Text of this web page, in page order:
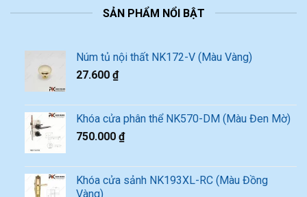
SẢN PHẨM NỔI BẬT
Núm tủ nội thất NK172-V (Màu Vàng)
27.600 ₫
Khóa cửa phân thể NK570-DM (Màu Đen Mờ)
750.000 ₫
Khóa cửa sảnh NK193XL-RC (Màu Đồng
Vàng)